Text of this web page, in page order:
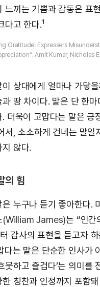
느끼는 기쁨과 감동은 표
다고 한다.1
Gratitude: Expressers
Amit Kumar, Nicholas
이 상대에게 얼마나 가닿
과 땅 차이다. 말은 단 한
더욱이 고맙다는 말은 긍
서, 소소하게 건네는 말일
않다.
의 힘
은 누구나 듣기 좋아한다.
(William James)는 “인간
감사의 표현을 듣고자
다는 말은 단순한 인사가
뭇하고 즐겁다’는 의미를
칭찬과 인정까지 포함